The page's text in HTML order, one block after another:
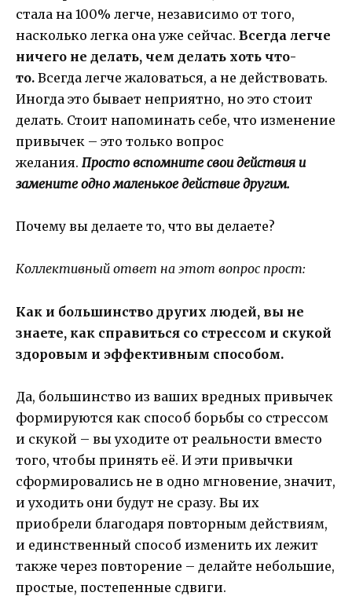
стала на 100% легче, независимо от того,
насколько легка она уже сейчас. Всегда легче
ничего не делать, чем делать хоть что-
то. Всегда легче жаловаться, а не действовать.
Иногда это бывает неприятно, но это стоит
делать. Стоит напоминать себе, что изменение
привычек – это только вопрос
желания. Просто вспомните свои действия и
замените одно маленькое действие другим.
Почему вы делаете то, что вы делаете?
Коллективный ответ на этот вопрос прост:
Как и большинство других людей, вы не
знаете, как справиться со стрессом и скукой
здоровым и эффективным способом.
Да, большинство из ваших вредных привычек
формируются как способ борьбы со стрессом
и скукой – вы уходите от реальности вместо
того, чтобы принять её. И эти привычки
сформировались не в одно мгновение, значит,
и уходить они будут не сразу. Вы их
приобрели благодаря повторным действиям,
и единственный способ изменить их лежит
также через повторение – делайте небольшие,
простые, постепенные сдвиги.